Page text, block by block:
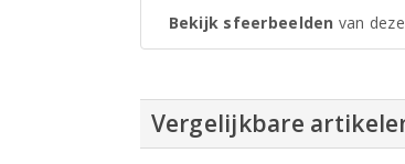
Bekijk sfeerbeelden van
Vergelijkbare